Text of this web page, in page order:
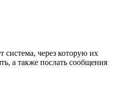
через которую их
а также послать сообщения